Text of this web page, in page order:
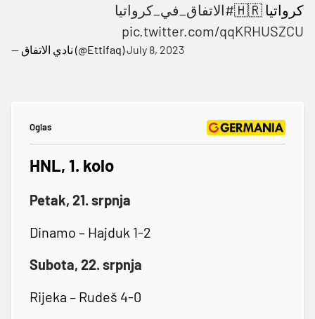
كرواتيا 🇭🇷
#الاتفاق_في_كرواتيا
pic.twitter.com/qqKRHUSZCU
— نادي الاتفاق (@Ettifaq)July 8, 2023
Oglas
HNL, 1. kolo
Petak, 21. srpnja
Dinamo – Hajduk 1-2
Subota, 22. srpnja
Rijeka – Rudeš 4-0